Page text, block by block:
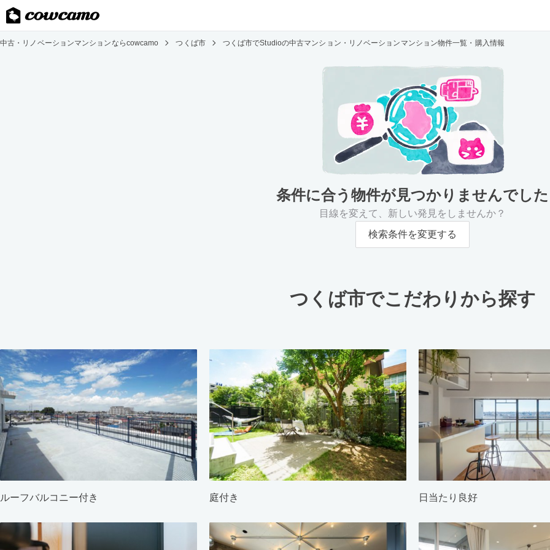
中古・リノベーションマンションならcowcamo つくば市 つくば市でStudioの中古マンション・リノベーションマンション物件一覧・購入情報
条件に合う物件が見つかりませんでした
目線を変えて、新しい発見をしませんか？
検索条件を変更する
つくば市でこだわりから探す
ルーフバルコニー付き 庭付き 日当たり良好